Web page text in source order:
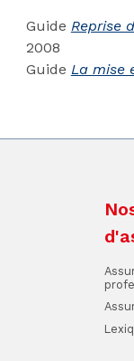
Guide Reprise
2008
Guide La mise